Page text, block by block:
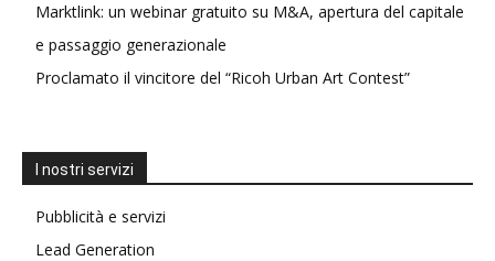
Marktlink: un webinar gratuito su M&A, apertura del capitale
e passaggio generazionale
Proclamato il vincitore del “Ricoh Urban Art Contest”
I nostri servizi
Pubblicità e servizi
Lead Generation